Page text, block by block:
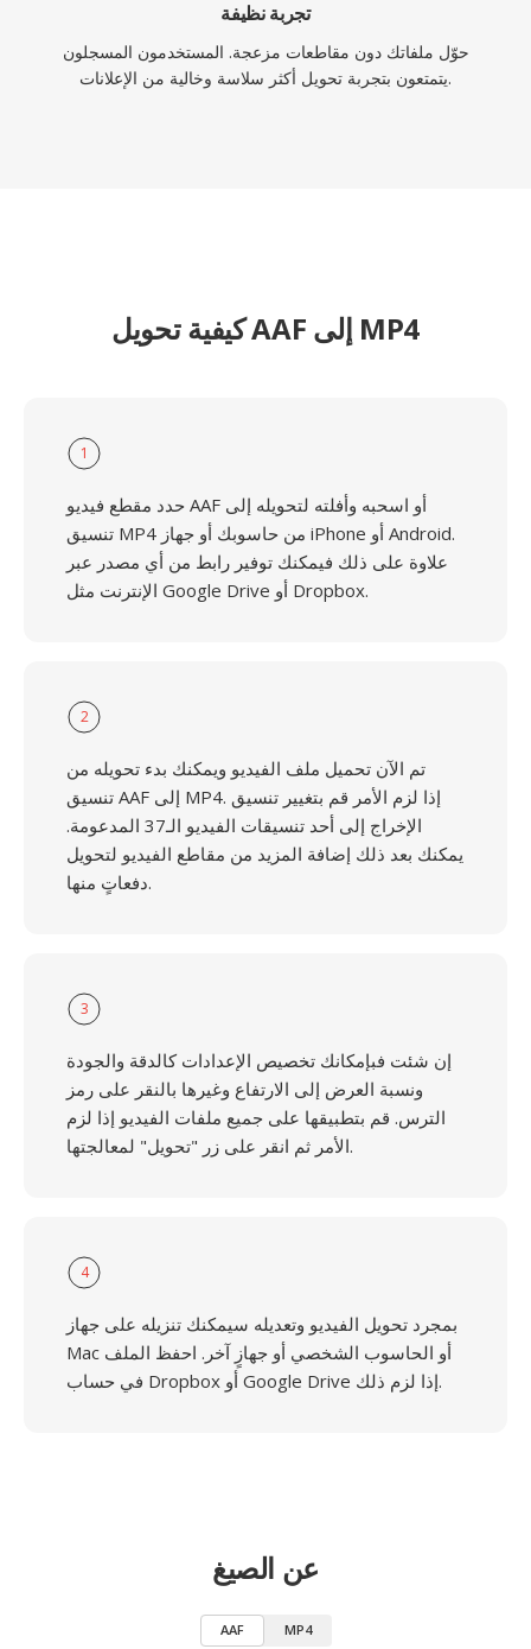
تجربة نظيفة
حوّل ملفاتك دون مقاطعات مزعجة. المستخدمون المسجلون
يتمتعون بتجربة تحويل أكثر سلاسة وخالية من الإعلانات.
كيفية تحويل AAF إلى MP4
1
حدد مقطع فيديو AAF أو اسحبه وأفلته لتحويله إلى
تنسيق MP4 من حاسوبك أو جهاز iPhone أو Android.
علاوة على ذلك فيمكنك توفير رابط من أي مصدر عبر
الإنترنت مثل Google Drive أو Dropbox.
2
تم الآن تحميل ملف الفيديو ويمكنك بدء تحويله من
تنسيق AAF إلى MP4. إذا لزم الأمر قم بتغيير تنسيق
الإخراج إلى أحد تنسيقات الفيديو الـ37 المدعومة.
يمكنك بعد ذلك إضافة المزيد من مقاطع الفيديو لتحويل
دفعاتٍ منها.
3
إن شئت فبإمكانك تخصيص الإعدادات كالدقة والجودة
ونسبة العرض إلى الارتفاع وغيرها بالنقر على رمز
الترس. قم بتطبيقها على جميع ملفات الفيديو إذا لزم
الأمر ثم انقر على زر "تحويل" لمعالجتها.
4
بمجرد تحويل الفيديو وتعديله سيمكنك تنزيله على جهاز
Mac أو الحاسوب الشخصي أو جهازٍ آخر. احفظ الملف
في حساب Dropbox أو Google Drive إذا لزم ذلك.
عن الصيغ
AAF MP4